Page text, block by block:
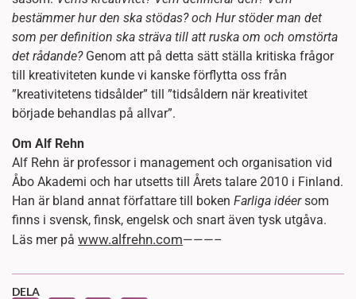
bestämmer hur den ska stödas? och Hur stöder man det
som per definition ska sträva till att ruska om och omstörta
det rådande?Genom att på detta sätt ställa kritiska frågor
till kreativiteten kunde vi kanske förflytta oss från
”kreativitetens tidsålder” till ”tidsåldern när kreativitet
började behandlas på allvar”.
Om Alf Rehn
Alf Rehn är professor i management och organisation vid
Åbo Akademi och har utsetts till Årets talare 2010 i Finland.
Han är bland annat författare till boken Farliga idéersom
finns i svensk, finsk, engelsk och snart även tysk utgåva.
Läs mer på www.alfrehn.com———–
DELA